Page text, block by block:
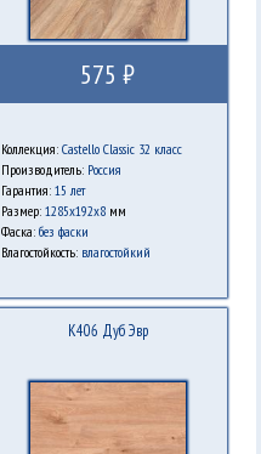
575 ₽
Коллекция: Castello Classic 32 класс
Производитель: Россия
Гарантия: 15 лет
Размер: 1285х192х8мм
Фаска: без фаски
Влагостойкость: влагостойкий
K406 Дуб Эвр